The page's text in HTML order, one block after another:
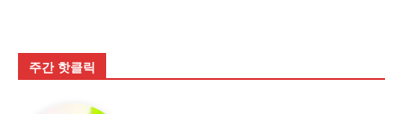
주간 핫클릭